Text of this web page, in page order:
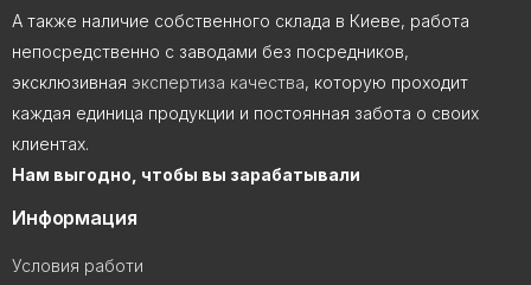
А также наличие собственного склада в Киеве, работа
непосредственно с заводами без посредников,
эксклюзивная экспертиза качества, которую проходит
каждая единица продукции и постоянная забота о своих
клиентах.
Нам выгодно, чтобы вы зарабатывали
Информация
Условия работи